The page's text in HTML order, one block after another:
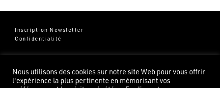
Inscription Newsletter
Confidentialité
Groupe Pierredeplan
82100 Castelsarrasin
Nous utilisons des cookies sur notre site Web pour vous offrir
l'expérience la plus pertinente en mémorisant vos